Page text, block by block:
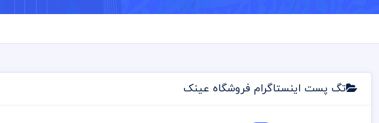
تگ پست اینستاگرام فروشگاه عینک